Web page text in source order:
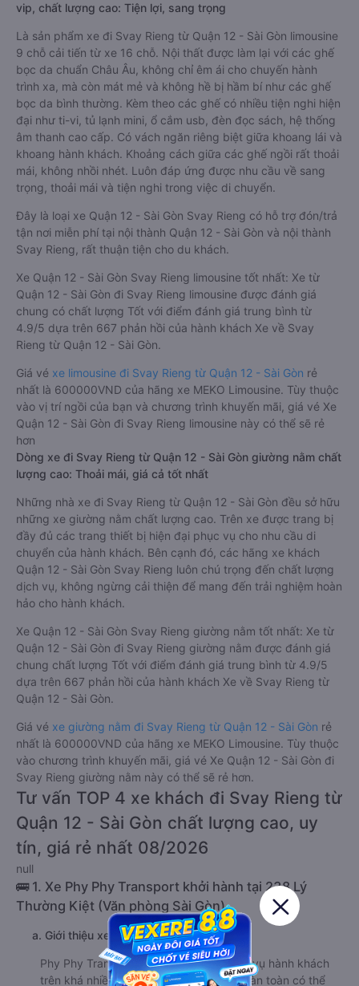
vip, chất lượng cao: Tiện lợi, sang trọng
Là sản phẩm xe đi Svay Rieng từ Quận 12 - Sài Gòn limousine
9 chỗ cải tiến từ xe 16 chỗ. Nội thất được làm lại với các ghế
bọc da chuẩn Châu Âu, không chỉ êm ái cho chuyến hành
trình xa, mà còn mát mẻ và không hề bị hầm bí như các ghế
bọc da bình thường. Kèm theo các ghế có nhiều tiện nghi hiện
đại như ti-vi, tủ lạnh mini, ổ cắm usb, đèn đọc sách, hệ thống
âm thanh cao cấp. Có vách ngăn riêng biệt giữa khoang lái và
khoang hành khách. Khoảng cách giữa các ghế ngồi rất thoải
mái, không nhồi nhét. Luôn đáp ứng được nhu cầu về sang
trọng, thoải mái và tiện nghi trong việc di chuyển.
Đây là loại xe Quận 12 - Sài Gòn Svay Rieng có hỗ trợ đón/trả
tận nơi miễn phí tại nội thành Quận 12 - Sài Gòn và nội thành
Svay Rieng, rất thuận tiện cho du khách.
Xe Quận 12 - Sài Gòn Svay Rieng limousine tốt nhất: Xe từ
Quận 12 - Sài Gòn đi Svay Rieng limousine được đánh giá
chung có chất lượng Tốt với điểm đánh giá trung bình từ
4.9/5 dựa trên 667 phản hồi của hành khách Xe về Svay
Rieng từ Quận 12 - Sài Gòn.
Giá vé xe limousine đi Svay Rieng từ Quận 12 - Sài Gòn rẻ
nhất là 600000VND của hãng xe MEKO Limousine. Tùy thuộc
vào vị trí ngồi của bạn và chương trình khuyến mãi, giá vé Xe
Quận 12 - Sài Gòn đi Svay Rieng limousine này có thể sẽ rẻ
hơn
Dòng xe đi Svay Rieng từ Quận 12 - Sài Gòn giường nằm chất
lượng cao: Thoải mái, giá cả tốt nhất
Những nhà xe đi Svay Rieng từ Quận 12 - Sài Gòn đều sở hữu
những xe giường nằm chất lượng cao. Trên xe được trang bị
đầy đủ các trang thiết bị hiện đại phục vụ cho nhu cầu di
chuyển của hành khách. Bên cạnh đó, các hãng xe khách
Quận 12 - Sài Gòn Svay Rieng luôn chú trọng đến chất lượng
dịch vụ, không ngừng cải thiện để mang đến trải nghiệm hoàn
hảo cho hành khách.
Xe Quận 12 - Sài Gòn Svay Rieng giường nằm tốt nhất: Xe từ
Quận 12 - Sài Gòn đi Svay Rieng giường nằm được đánh giá
chung chất lượng Tốt với điểm đánh giá trung bình từ 4.9/5
dựa trên 667 phản hồi của hành khách Xe về Svay Rieng từ
Quận 12 - Sài Gòn.
Giá vé xe giường nằm đi Svay Rieng từ Quận 12 - Sài Gòn rẻ
nhất là 600000VND của hãng xe MEKO Limousine. Tùy thuộc
vào chương trình khuyến mãi, giá vé Xe Quận 12 - Sài Gòn đi
Svay Rieng giường nằm này có thể sẽ rẻ hơn.
Tư vấn TOP 4 xe khách đi Svay Rieng từ
Quận 12 - Sài Gòn chất lượng cao, uy
tín, giá rẻ nhất 08/2026
null
🚌 1. Xe Phy Phy Transport khởi hành tại 238 Lý
Thường Kiệt (Văn phòng Sài Gòn)
a. Giới thiệu xe Phy Phy Transport
Phy Phy Transport có kinh nghiệm phục vụ hành khách
trên khá nhiều tuyến đường, nên bạn hoàn toàn có thể